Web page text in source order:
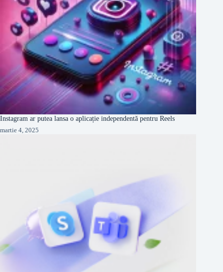
Instagram ar putea lansa o aplicație independentă pentru Reels
martie 4, 2025